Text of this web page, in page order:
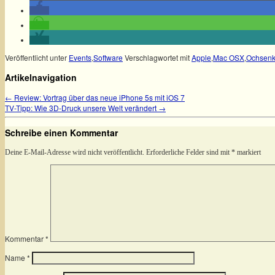
Veröffentlicht unter Events,SoftwareVerschlagwortet mitApple,Mac OSX,
Artikelnavigation
← Review: Vortrag über das neue iPhone 5s mit iOS 7
TV-Tipp: Wie 3D-Druck unsere Welt verändert →
Schreibe einen Kommentar
Deine E-Mail-Adresse wird nicht veröffentlicht. Erforderliche Felder sind mit * markiert
Kommentar*
Name *